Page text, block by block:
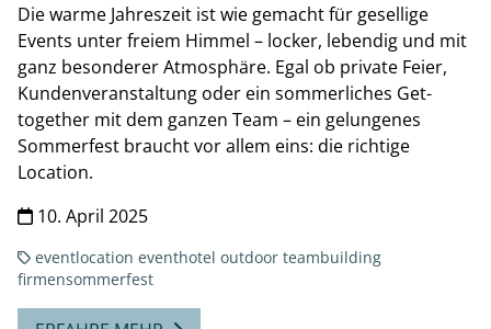
Die warme Jahreszeit ist wie gemacht für gesellige
Events unter freiem Himmel – locker, lebendig und mit
ganz besonderer Atmosphäre. Egal ob private Feier,
Kundenveranstaltung oder ein sommerliches Get-
together mit dem ganzen Team – ein gelungenes
Sommerfest braucht vor allem eins: die richtige
Location.
10. April 2025
eventlocation eventhotel outdoor teambuilding
firmensommerfest